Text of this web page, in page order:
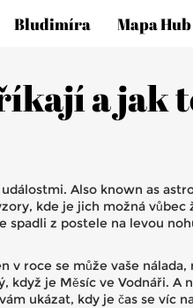
Bludimíra Mapa Hub
a jak
. Also known as
kde je jich možná vůbec
z postele na levou
v roce se může vaše
je Měsíc ve Vodnáři. A
ukázat, kdy je čas se víc